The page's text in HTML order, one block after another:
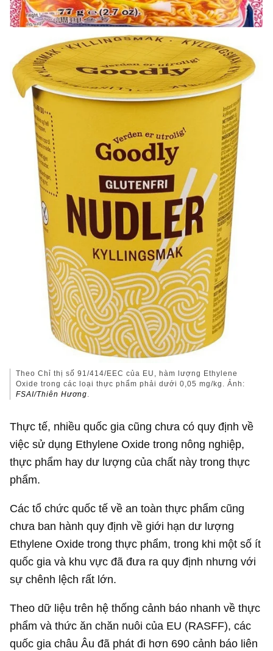
Theo Chỉ thị số 91/414/EEC của EU, hàm lượng Ethylene
Oxide trong các loại thực phẩm phải dưới 0,05 mg/kg. Ảnh:
FSAI/Thiên Hương.
Thực tế, nhiều quốc gia cũng chưa có quy định về
việc sử dụng Ethylene Oxide trong nông nghiệp,
thực phẩm hay dư lượng của chất này trong thực
phẩm.
Các tổ chức quốc tế về an toàn thực phẩm cũng
chưa ban hành quy định về giới hạn dư lượng
Ethylene Oxide trong thực phẩm, trong khi một số ít
quốc gia và khu vực đã đưa ra quy định nhưng với
sự chênh lệch rất lớn.
Theo dữ liệu trên hệ thống cảnh báo nhanh về thực
phẩm và thức ăn chăn nuôi của EU (RASFF), các
quốc gia châu Âu đã phát đi hơn 690 cảnh báo liên